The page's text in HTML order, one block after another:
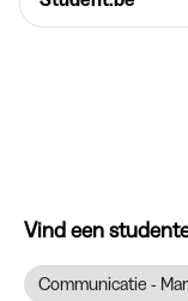
Vind een
Communicatie -